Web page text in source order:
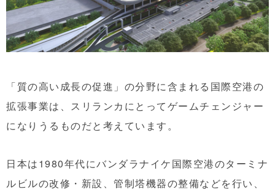
「質の高い成長の促進」の分野に含まれる国際空港の
拡張事業は、スリランカにとってゲームチェンジャー
になりうるものだと考えています。
日本は1980年代にバンダラナイケ国際空港のターミナ
ルビルの改修・新設、管制塔機器の整備などを行い、